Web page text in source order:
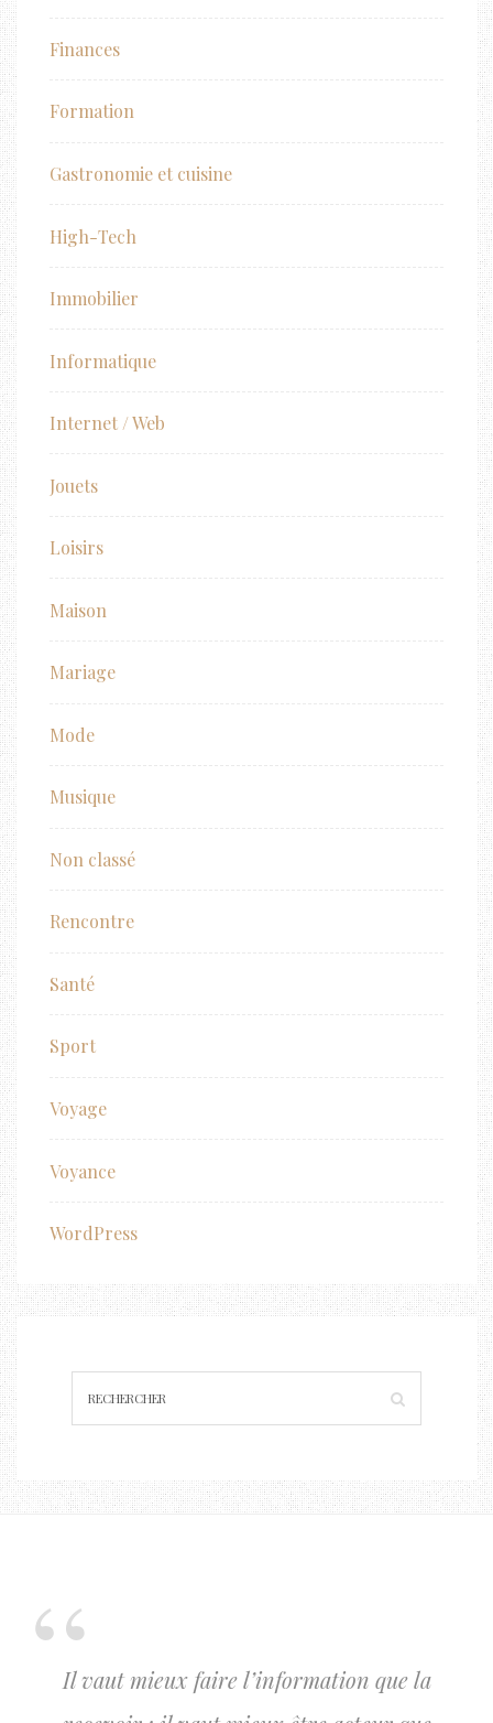
Finances
Formation
Gastronomie et cuisine
High-Tech
Immobilier
Informatique
Internet / Web
Jouets
Loisirs
Maison
Mariage
Mode
Musique
Non classé
Rencontre
Santé
Sport
Voyage
Voyance
WordPress
Il vaut mieux faire l’information que la